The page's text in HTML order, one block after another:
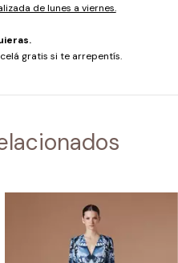
de lunes a viernes.
gratis si te arrepentís.